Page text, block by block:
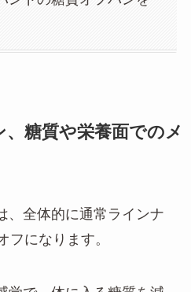
糖質や栄養面でのメ
、全体的に通常ラインナ
フになります。